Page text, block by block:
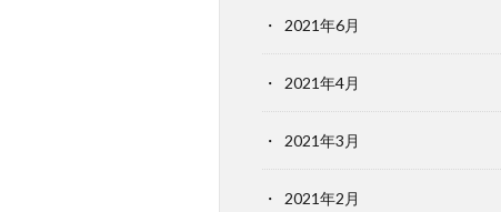
2021年6月
2021年4月
2021年3月
2021年2月